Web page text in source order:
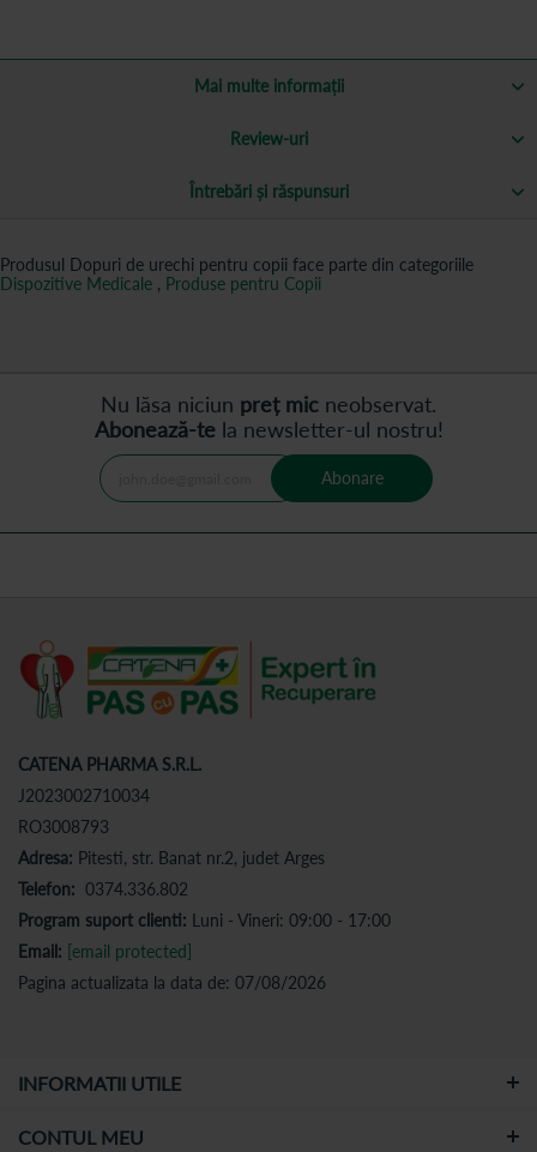
Mai multe informații
Review-uri
Întrebări și răspunsuri
Produsul Dopuri de urechi pentru copii face parte din categoriile
Dispozitive Medicale , Produse pentru Copii
Nu lăsa niciun preț mic neobservat.
Abonează-tela newsletter-ul nostru!
Abonare
CATENA PHARMA S.R.L.
J2023002710034
RO3008793
Adresa: Pitesti, str. Banat nr.2, judet Arges
Telefon: 0374.336.802
Program suport clienti: Luni - Vineri: 09:00 - 17:00
Email: [email protected]
Pagina actualizata la data de: 07/08/2026
INFORMATII UTILE
CONTUL MEU